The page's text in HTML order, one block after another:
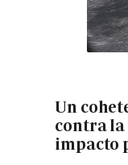
Un
contra la
impacto